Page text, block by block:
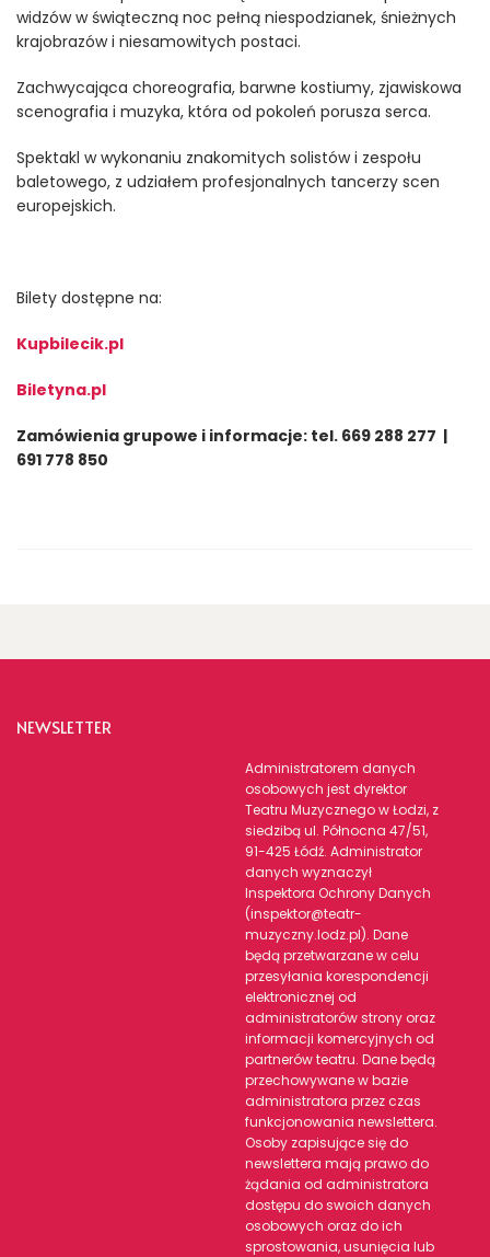
widzów w świąteczną noc pełną niespodzianek, śnieżnych
krajobrazów i niesamowitych postaci.
Zachwycająca choreografia, barwne kostiumy, zjawiskowa
scenografia i muzyka, która od pokoleń porusza serca.
Spektakl w wykonaniu znakomitych solistów i zespołu
baletowego, z udziałem profesjonalnych tancerzy scen
europejskich.
Bilety dostępne na:
Kupbilecik.pl
Biletyna.pl
Zamówienia grupowe i informacje: tel. 669 288 277 |
691 778 850
NEWSLETTER
Administratorem danych
osobowych jest dyrektor
Teatru Muzycznego w Łodzi, z
siedzibą ul. Północna 47/51,
91-425 Łódź. Administrator
danych wyznaczył
Inspektora Ochrony Danych
(inspektor@teatr-
muzyczny.lodz.pl). Dane
będą przetwarzane w celu
przesyłania korespondencji
elektronicznej od
administratorów strony oraz
informacji komercyjnych od
partnerów teatru. Dane będą
przechowywane w bazie
administratora przez czas
funkcjonowania newslettera.
Osoby zapisujące się do
newslettera mają prawo do
żądania od administratora
dostępu do swoich danych
osobowych oraz do ich
sprostowania, usunięcia lub